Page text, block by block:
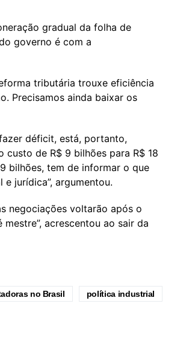
gradual da folha de
governo é com a
tributária trouxe eficiência
Precisamos ainda baixar os
déficit, está, portanto,
custo de R$ 9 bilhões para R$ 18
bilhões, tem de informar o que
jurídica”, argumentou.
negociações voltarão após o
acrescentou ao sair da
no Brasil política industrial